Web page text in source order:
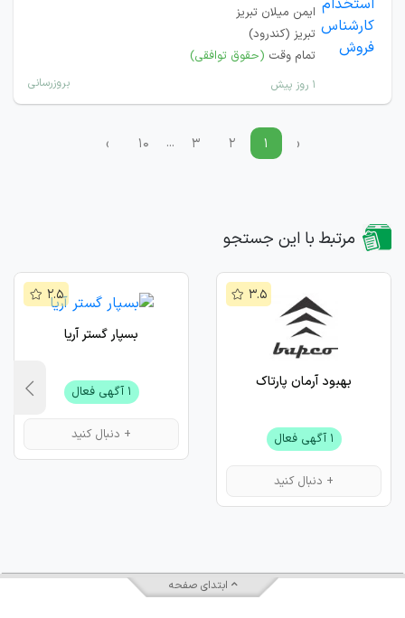
ایمن میلان تبریز
تبریز (کندرود)
تمام وقت (حقوق توافقی)
۱ روز پیش بروزرسانی
‹ ۱ ۲ ۳ ... ۱۰ ›
مرتبط با این جستجو
بهبود آرمان پارتاک
۱ آگهی فعال
۳.۵
+ دنبال کنید
بسپار گستر آریا
۱ آگهی فعال
۲.۵
+ دنبال کنید
ابتدای صفحه